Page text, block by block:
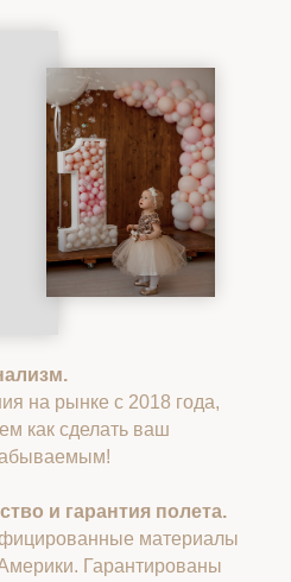
на рынке с 2018 года,
как сделать ваш
и гарантия полета.
материалы
Гарантированы